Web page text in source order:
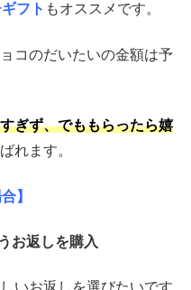
フト もオススメです。
コのだいたいの金額は予
ぎず、でももらったら嬉
れます。
】
お返しを購入